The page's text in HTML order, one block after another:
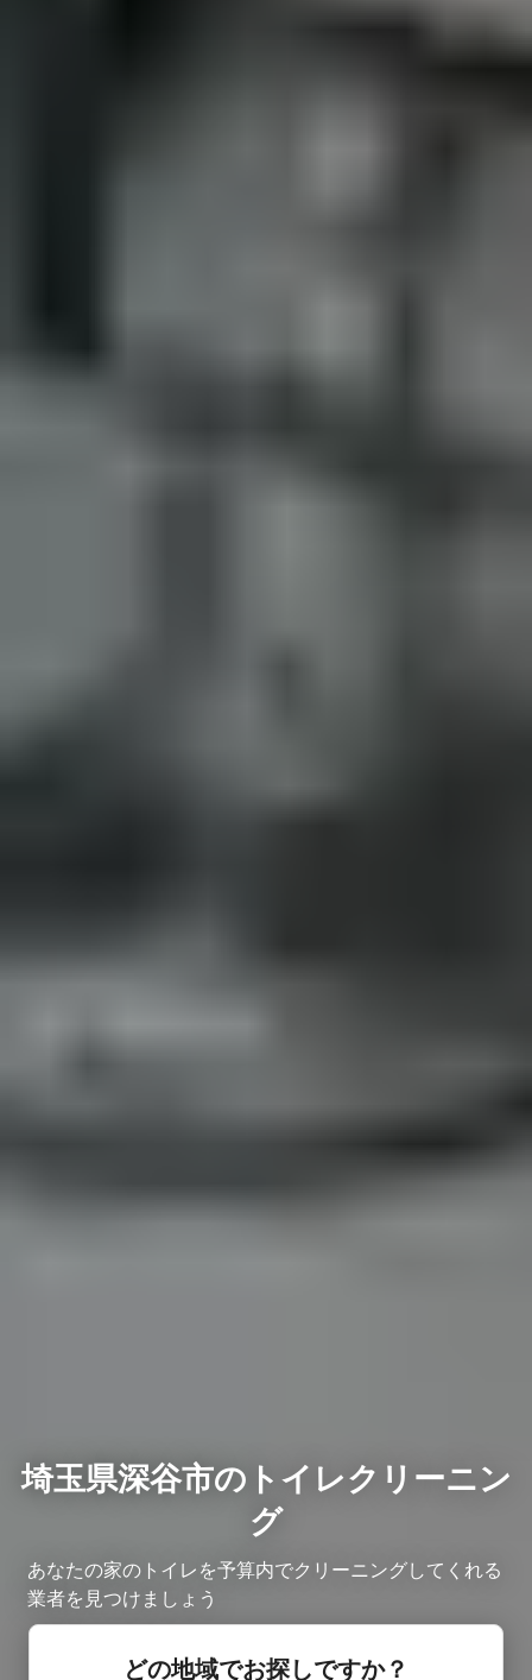
埼玉県深谷市のトイレクリーニン
グ
あなたの家のトイレを予算内でクリーニングしてくれる
業者を見つけましょう
どの地域でお探しですか？